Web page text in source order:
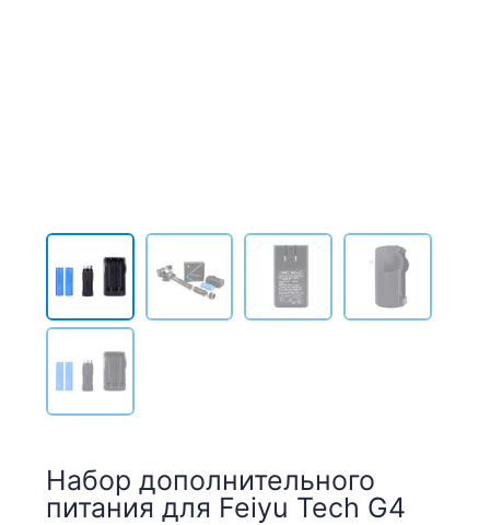
Набор дополнительного
питания для Feiyu Tech G4